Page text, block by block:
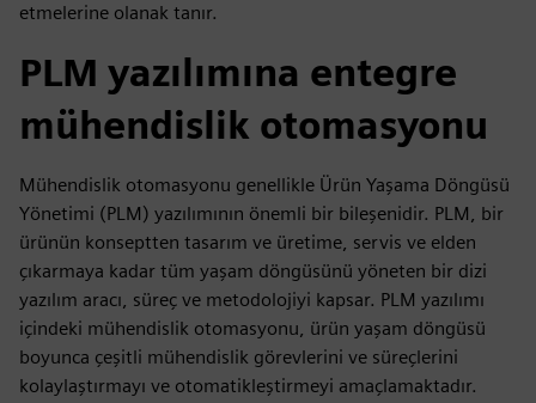
etmelerine olanak tanır.
PLM yazılımına entegre
mühendislik otomasyonu
Mühendislik otomasyonu genellikle Ürün Yaşama Döngüsü
Yönetimi (PLM) yazılımının önemli bir bileşenidir. PLM, bir
ürünün konseptten tasarım ve üretime, servis ve elden
çıkarmaya kadar tüm yaşam döngüsünü yöneten bir dizi
yazılım aracı, süreç ve metodolojiyi kapsar. PLM yazılımı
içindeki mühendislik otomasyonu, ürün yaşam döngüsü
boyunca çeşitli mühendislik görevlerini ve süreçlerini
kolaylaştırmayı ve otomatikleştirmeyi amaçlamaktadır.